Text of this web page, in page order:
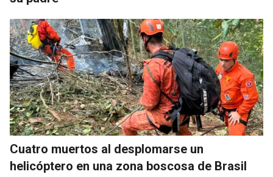
Cuatro muertos al desplomarse un
helicóptero en una zona boscosa de Brasil